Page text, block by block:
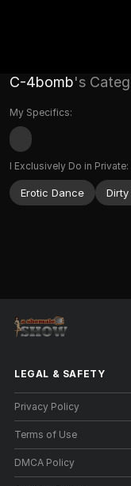
C-4bomb's
My Specifics:
I Exclusively Do in Private:
Erotic Dance
LEGAL & SAFETY
Privacy Policy
Terms of Use
DMCA Policy